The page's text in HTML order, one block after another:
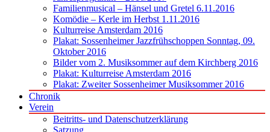
Familienmusical – Hänsel und Gretel 6.11.2016
Komödie – Kerle im Herbst 1.11.2016
Kulturreise Amsterdam 2016
Plakat: Sossenheimer Jazzfrühschoppen Sonntag, 09.
Oktober 2016
Bilder vom 2. Musiksommer auf dem Kirchberg 2016
Plakat: Kulturreise Amsterdam 2016
Plakat: Zweiter Sossenheimer Musiksommer 2016
Chronik
Verein
Beitritts- und Datenschutzerklärung
Satzung